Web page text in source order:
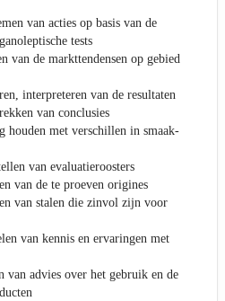
van acties op basis van de
tests
van de markttendensen op gebied
interpreteren van de resultaten
van conclusies
houden met verschillen in smaak-
van evaluatieroosters
van de te proeven origines
van stalen die zinvol zijn voor
van kennis en ervaringen met
van advies over het gebruik en de